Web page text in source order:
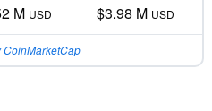
M USD $3.98 M USD
CoinMarketCap